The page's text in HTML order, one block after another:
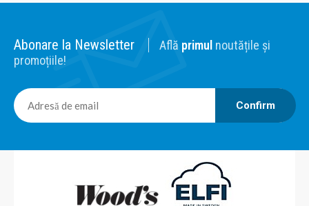
Abonare la Newsletter Află primul noutățile și
promoțiile!
Confirm